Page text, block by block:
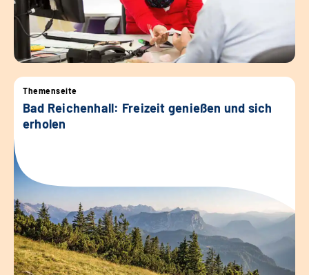
Themenseite
Bad Reichenhall: Freizeit genießen und sich
erholen